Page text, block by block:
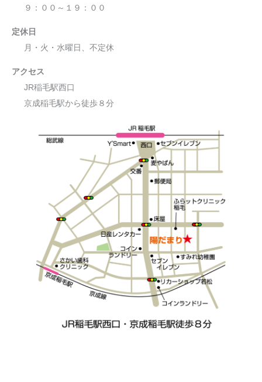
９：００～１９：００
定休日
月・火・水曜日、不定休
アクセス
JR稲毛駅西口
京成稲毛駅から徒歩８分